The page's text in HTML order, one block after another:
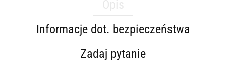
Informacje dot. bezpieczeństwa
Zadaj pytanie